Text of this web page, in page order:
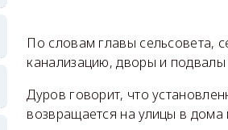
По словам главы сельсовета,
канализацию, дворы и
Дуров говорит, что
возвращается на улицы в дома